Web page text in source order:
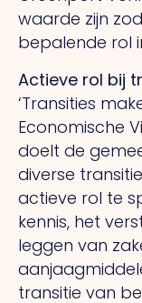
waarde zijn
bepalende rol
Actieve rol bij
‘Transities
Economische
doelt de
diverse
actieve rol te
kennis, het
leggen van
transitie van